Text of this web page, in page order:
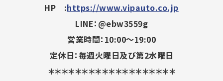
HP :https://www.vipauto.co.jp
LINE：@ebw3559g
営業時間：10:00～19:00
定休日：毎週火曜日及び第2水曜日
＊＊＊＊＊＊＊＊＊＊＊＊＊＊＊＊＊＊＊